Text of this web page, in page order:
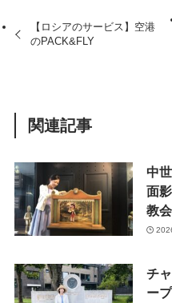
【ロシアのサービス】空港
のPACK&FLY
関連記事
中
面
教
チ
ー